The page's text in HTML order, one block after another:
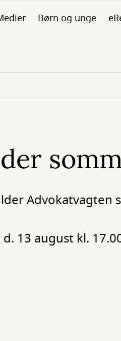
Børn og unge
Advokatvagten
13 august kl.